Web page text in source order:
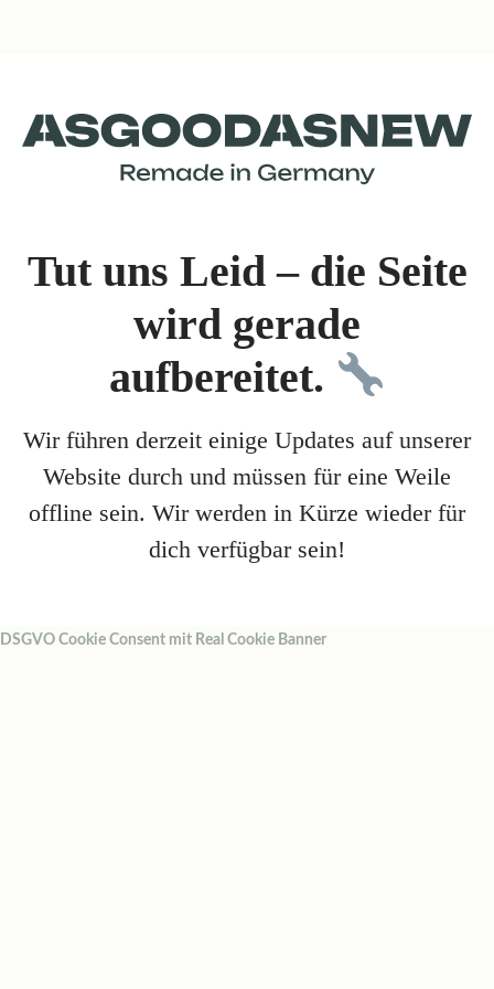
Tut uns Leid – die Seite
wird gerade
aufbereitet.
Wir führen derzeit einige Updates auf unserer
Website durch und müssen für eine Weile
offline sein. Wir werden in Kürze wieder für
dich verfügbar sein!
DSGVO Cookie Consent mit Real Cookie Banner